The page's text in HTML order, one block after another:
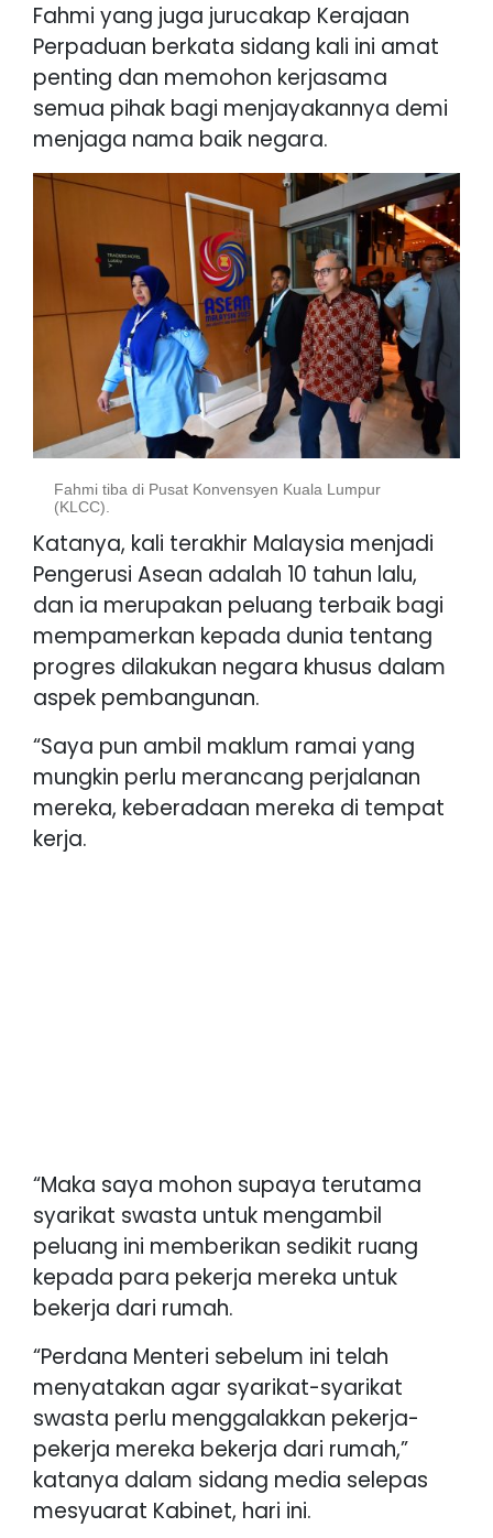
Fahmi yang juga jurucakap Kerajaan
Perpaduan berkata sidang kali ini amat
penting dan memohon kerjasama
semua pihak bagi menjayakannya demi
menjaga nama baik negara.
Fahmi tiba di Pusat Konvensyen Kuala Lumpur
(KLCC).
Katanya, kali terakhir Malaysia menjadi
Pengerusi Asean adalah 10 tahun lalu,
dan ia merupakan peluang terbaik bagi
mempamerkan kepada dunia tentang
progres dilakukan negara khusus dalam
aspek pembangunan.
“Saya pun ambil maklum ramai yang
mungkin perlu merancang perjalanan
mereka, keberadaan mereka di tempat
kerja.
“Maka saya mohon supaya terutama
syarikat swasta untuk mengambil
peluang ini memberikan sedikit ruang
kepada para pekerja mereka untuk
bekerja dari rumah.
“Perdana Menteri sebelum ini telah
menyatakan agar syarikat-syarikat
swasta perlu menggalakkan pekerja-
pekerja mereka bekerja dari rumah,”
katanya dalam sidang media selepas
mesyuarat Kabinet, hari ini.